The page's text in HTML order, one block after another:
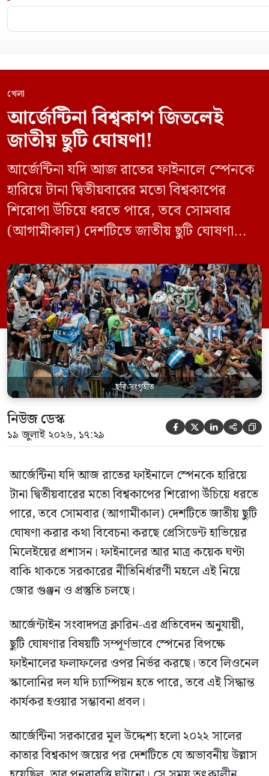
খেলা
আর্জেন্টিনা বিশ্বকাপ জিতলেই
জাতীয় ছুটি ঘোষণা!
আর্জেন্টিনা যদি আজ রাতের ফাইনালে স্পেনকে
হারিয়ে টানা দ্বিতীয়বারের মতো বিশ্বকাপের
শিরোপা উঁচিয়ে ধরতে পারে, তবে সোমবার
(আগামীকাল) দেশটিতে জাতীয় ছুটি ঘোষণা
মিলেইয়ের প্রশাসন। ফাইনালের আর মাত্র কয়েক
ঘণ্টা বাকি থাকতে সরকারের নীতিনির্ধারণী মহলে
এই নিয়ে জোর গুঞ্জন ও প্রস্তুতি চলছে।
আর্জেন্টাইন সংবাদপত্র ক্লারিন-এর প্রতিবেদন
অনুযায়ী, ছুটি ঘোষণার বিষয়টি […]
ছবি সংগৃহীত
নিউজ ডেস্ক
১৯ জুলাই ২০২৬, ১৭:২৯     
আর্জেন্টিনা যদি আজ রাতের ফাইনালে স্পেনকে হারিয়ে
টানা দ্বিতীয়বারের মতো বিশ্বকাপের শিরোপা উঁচিয়ে ধরতে
পারে, তবে সোমবার (আগামীকাল) দেশটিতে জাতীয় ছুটি
ঘোষণা করার কথা বিবেচনা করছে প্রেসিডেন্ট হাভিয়ের
মিলেইয়ের প্রশাসন। ফাইনালের আর মাত্র কয়েক ঘণ্টা
বাকি থাকতে সরকারের নীতিনির্ধারণী মহলে এই নিয়ে
জোর গুঞ্জন ও প্রস্তুতি চলছে।
আর্জেন্টাইন সংবাদপত্র ক্লারিন-এর প্রতিবেদন অনুযায়ী,
ছুটি ঘোষণার বিষয়টি সম্পূর্ণভাবে স্পেনের বিপক্ষে
ফাইনালের ফলাফলের ওপর নির্ভর করছে। তবে লিওনেল
স্কালোনির দল যদি চ্যাম্পিয়ন হতে পারে, তবে এই সিদ্ধান্ত
কার্যকর হওয়ার সম্ভাবনা প্রবল।
আর্জেন্টিনা সরকারের মূল উদ্দেশ্য হলো ২০২২ সালের
কাতার বিশ্বকাপ জয়ের পর দেশটিতে যে অভাবনীয় উল্লাস